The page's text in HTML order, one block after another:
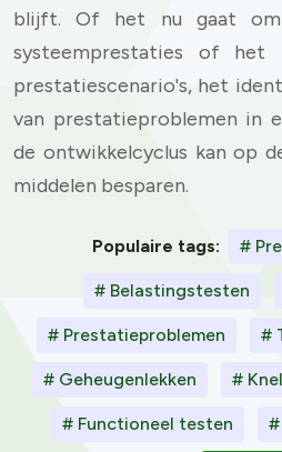
blijft. Of het nu gaat
systeemprestaties of
prestatiescenario's, het
van prestatieproblemen in
de ontwikkelcyclus kan op
middelen besparen.
Populaire tags: #
# Belastingstesten
# Prestatieproblemen #
# Geheugenlekken #
# Functioneel testen